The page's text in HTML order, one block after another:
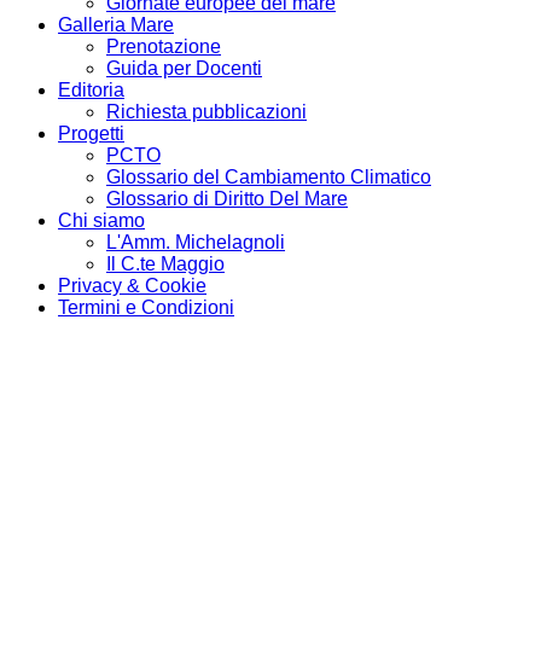
Galleria Mare
Prenotazione
Guida per Docenti
Editoria
Richiesta pubblicazioni
Progetti
PCTO
Glossario del Cambiamento Climatico
Glossario di Diritto Del Mare
Chi siamo
L'Amm. Michelagnoli
Il C.te Maggio
Privacy & Cookie
Termini e Condizioni